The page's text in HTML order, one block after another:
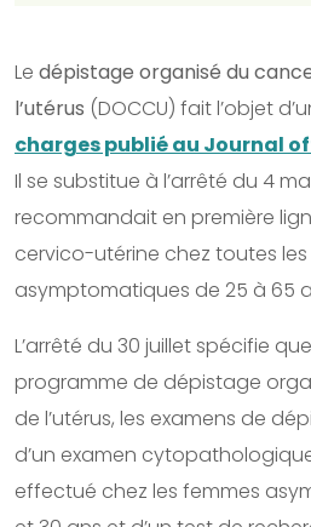
Le dépistage organisé du
l’utérus (DOCCU) fait l’objet
charges publié au Journal
Il se substitue à l’arrêté du 4
recommandait en première
cervico-utérine chez toutes
asymptomatiques de 25 à 65
L’arrêté du 30 juillet spécifie
programme de dépistage
de l’utérus, les examens de
d’un examen
effectué chez les femmes